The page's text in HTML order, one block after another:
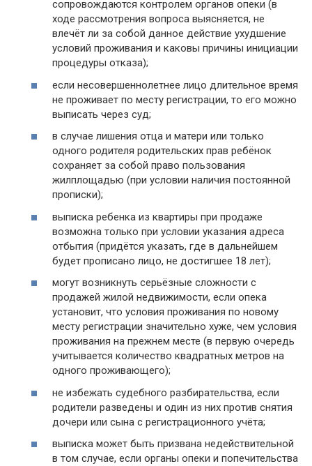
сопровождаются контролем органов опеки (в
ходе рассмотрения вопроса выясняется, не
влечёт ли за собой данное действие ухудшение
условий проживания и каковы причины инициации
процедуры отказа);
если несовершеннолетнее лицо длительное время
не проживает по месту регистрации, то его можно
выписать через суд;
в случае лишения отца и матери или только
одного родителя родительских прав ребёнок
сохраняет за собой право пользования
жилплощадью (при условии наличия постоянной
прописки);
выписка ребенка из квартиры при продаже
возможна только при условии указания адреса
отбытия (придётся указать, где в дальнейшем
будет прописано лицо, не достигшее 18 лет);
могут возникнуть серьёзные сложности с
продажей жилой недвижимости, если опека
установит, что условия проживания по новому
месту регистрации значительно хуже, чем условия
проживания на прежнем месте (в первую очередь
учитывается количество квадратных метров на
одного проживающего);
не избежать судебного разбирательства, если
родители разведены и один из них против снятия
дочери или сына с регистрационного учёта;
выписка может быть призвана недействительной
в том случае, если органы опеки и попечительства